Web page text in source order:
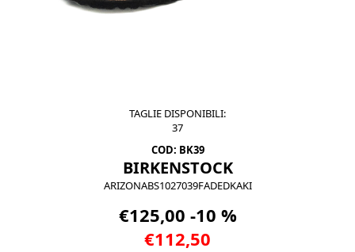
TAGLIE DISPONIBILI:
37
COD: BK39
BIRKENSTOCK
ARIZONABS1027039FADEDKAKI
€125,00 -10 %
€112,50